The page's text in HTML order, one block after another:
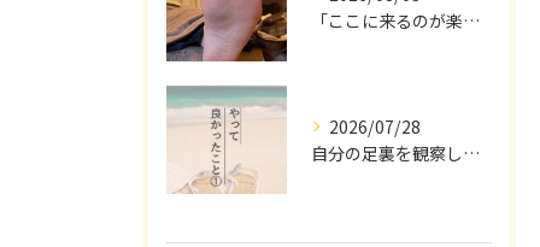
「ここに来るのが楽しみです♪」と、言っていただけます◎
2026/07/28
自分の足裏を観察してみる！やって良かったぁ〜♪